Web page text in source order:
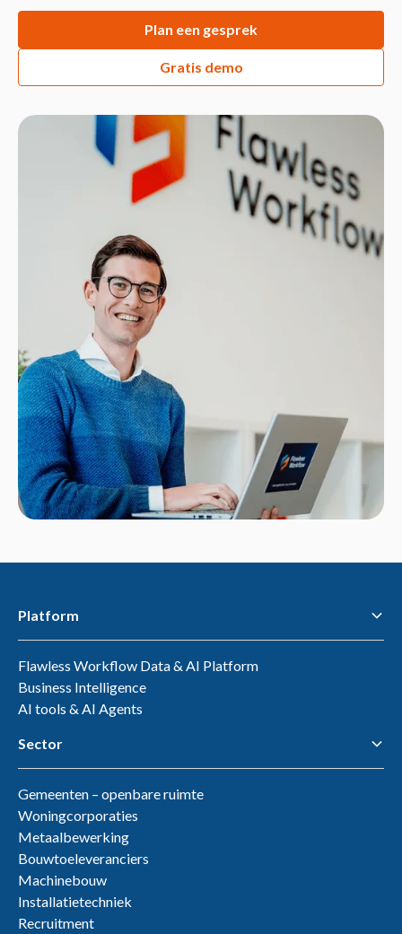
Plan een gesprek
Gratis demo
Platform
Flawless Workflow Data & AI Platform
Business Intelligence
AI tools & AI Agents
Sector
Gemeenten – openbare ruimte
Woningcorporaties
Metaalbewerking
Bouwtoeleveranciers
Machinebouw
Installatietechniek
Recruitment